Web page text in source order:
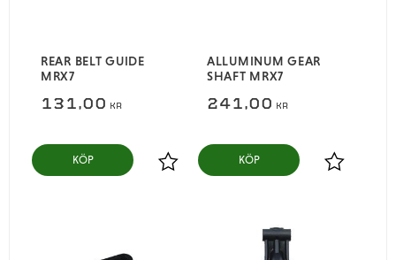
REAR BELT GUIDE
MRX7
131,00 KR
Lägg till i favoriter
KÖP
ALLUMINUM GEAR
SHAFT MRX7
241,00 KR
Lägg till i
KÖP